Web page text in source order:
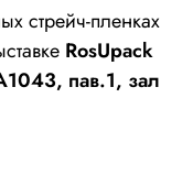
стрейч-пленках
RosUpack
пав.1, зал